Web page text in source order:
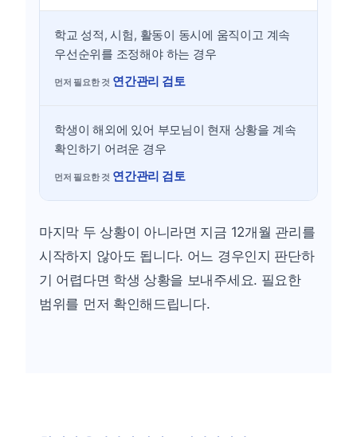
학교 성적, 시험, 활동이 동시에 움직이고 계속
우선순위를 조정해야 하는 경우
연간관리 검토
학생이 해외에 있어 부모님이 현재 상황을 계속
확인하기 어려운 경우
연간관리 검토
마지막 두 상황이 아니라면 지금 12개월 관리를
시작하지 않아도 됩니다. 어느 경우인지 판단하
기 어렵다면 학생 상황을 보내주세요. 필요한
범위를 먼저 확인해드립니다.